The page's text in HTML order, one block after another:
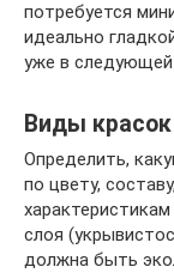
потребуется
идеально
уже в следующей
Виды красок
Определить,
по цвету,
слоя
должна быть